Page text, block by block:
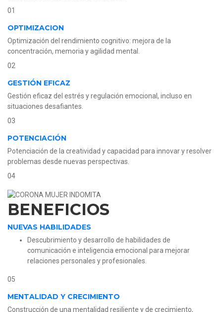
01
OPTIMIZACION
Optimización del rendimiento cognitivo: mejora de la
concentración, memoria y agilidad mental.
02
GESTIÓN EFICAZ
Gestión eficaz del estrés y regulación emocional, incluso en
situaciones desafiantes.
03
POTENCIACIÓN
Potenciación de la creatividad y capacidad para innovar y resolver
problemas desde nuevas perspectivas.
04
BENEFICIOS
NUEVAS HABILIDADES
Descubrimiento y desarrollo de habilidades de
comunicación e inteligencia emocional para mejorar
relaciones personales y profesionales.
05
MENTALIDAD Y CRECIMIENTO
Construcción de una mentalidad resiliente y de crecimiento,